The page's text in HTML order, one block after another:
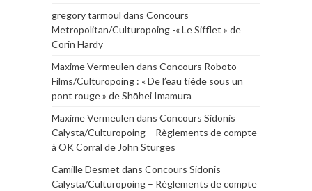
gregory tarmoul dans Concours
Metropolitan/Culturopoing -« Le Sifflet » de
Corin Hardy
Maxime Vermeulen dans Concours Roboto
Films/Culturopoing : « De l’eau tiède sous un
pont rouge » de Shōhei Imamura
Maxime Vermeulen dans Concours Sidonis
Calysta/Culturopoing – Règlements de compte
à OK Corral de John Sturges
Camille Desmet dans Concours Sidonis
Calysta/Culturopoing – Règlements de compte